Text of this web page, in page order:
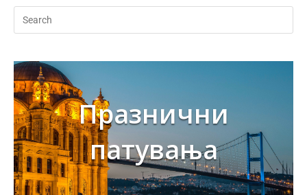
Празнични
патувања